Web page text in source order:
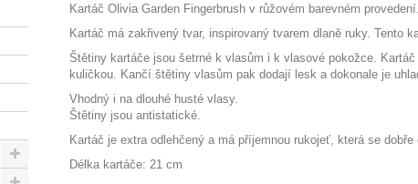
Kartáč Olivia Garden Fingerbrush v růžovém barevném provedení.
Kartáč má zakřivený tvar, inspirovaný tvarem dlaně ruky. Tento
Štětiny kartáče jsou šetrné k vlasům i k vlasové pokožce.
kuličkou. Kančí štětiny vlasům pak dodají lesk a dokonale je
Vhodný i na dlouhé husté vlasy.
Štětiny jsou antistatické.
Kartáč je extra odlehčený a má příjemnou rukojeť, která se dobře
Délka kartáče: 21 cm